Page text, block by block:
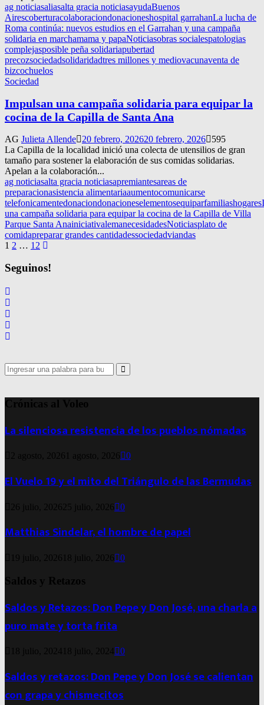
ag noticiasaliasalta gracia noticiasayudaBuenos
Airescoberturacolaboraciondonacioneshospital garrahanLa lucha de
Roma continúa: nuevos estudios en el Garrahan y una campaña
solidaria en marchamama y papaNoticiasobras socialespatologias
complejasposible peña solidariapubertad
precozsociedadsolidaridadtres millones y mediovacunaventa de
bizcochuelos
Sociedad
Impulsan una campaña solidaria para equipar la
cocina de la Capilla de Santa Ana
AG Julieta Allende 20 febrero, 202620 febrero, 2026
595
La Capilla de la localidad inició una colecta de utensilios de gran
tamaño para sostener la elaboración de sus comidas solidarias.
Apelan a la colaboración...
ag noticiasalta gracia noticiasapremiantesareas de
preparacionasistencia alimentariaaumentocomunicarse
telefonicamentedonaciondonacioneselementosequiparfamiliashogares
una campaña solidaria para equipar la cocina de la Capilla de Villa
Parque Santa AnainiciativalemanecesidadesNoticiasplato de
comidapreparar grandes cantidadessociedadviandas
Navegación
de
entradas
1 2 … 12
Seguinos!
Search
for:
Search
Crónicas al Voleo
La silenciosa resistencia de los pueblos nómadas
2 agosto, 2026 1 agosto, 2026 0
El Vuelo 19 y el mito del Triángulo de las Bermudas
26 julio, 2026 25 julio, 2026 0
Matthias Sindelar, el hombre de papel
19 julio, 2026 18 julio, 2026 0
Saldos y Retazos
Saldos y Retazos: Don Pepe y Don José, una charla a
puro mate y torta frita
18 julio, 2024 18 julio, 2024 0
Saldos y retazos: Don Pepe y Don José se calientan
con grapa y chismecitos